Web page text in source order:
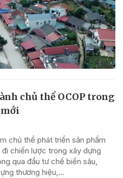
chủ thể OCOP trong
chủ thể phát triển sản phẩm
chiến lược trong xây dựng
qua đầu tư chế biến sâu,
thương hiệu,...